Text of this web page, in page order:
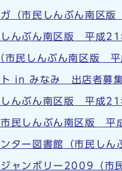
ガ（市民しんぶん南区
しんぶん南区版 平成21
市民しんぶん南区版
ト in みなみ 出店者募
しんぶん南区版 平成21
市民しんぶん南区版 平
ター図書館（市民し
ジャンボリー2009（